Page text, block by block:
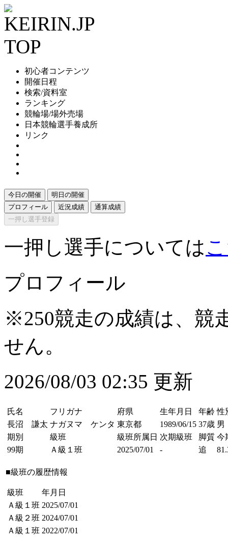
初心者コンテンツ
開催日程
検索/資料室
ランキング
競輪場/場外売場
日本競輪選手養成所
リンク
今日の開催
明日の開催
プロフィール
近況成績
通算成績
一押し選手登録
一押し選手については
プロフィール
※250競走の成績は、競
せん。
2026/08/03 02:35 更新
氏名 フリガナ 府県 生年月日 年齢 性
長沼 謙太 ナガヌマ ケンタ 東京都 1989/06/15 37歳 男
期別
級班 級班所属日 次期級班 脚質 今
99期
Ａ級１班 2025/07/01 - 追
■級班の履歴情報
級班
年月日
Ａ級１班 2025/07/01
Ａ級２班 2024/07/01
Ａ級１班 2022/07/01